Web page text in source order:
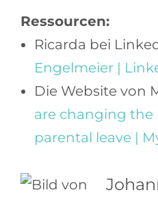
Ressourcen:
Ricarda bei
Engelmeier |
Die Website von
are changing the
parental leave |